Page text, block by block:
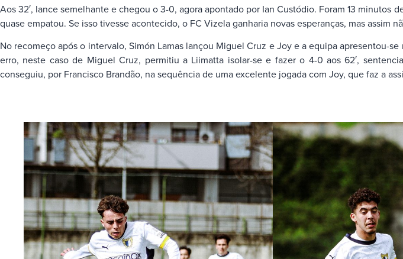
Aos 32′, lance semelhante e chegou o 3-0, agora apontado por Ian Custódio. Foram 13
quase empatou. Se isso tivesse acontecido, o FC Vizela ganharia novas esperanças, mas assim
No recomeço após o intervalo, Simón Lamas lançou Miguel Cruz e Joy e a equipa apresentou-
erro, neste caso de Miguel Cruz, permitiu a Liimatta isolar-se e fazer o 4-0 aos 62′,
conseguiu, por Francisco Brandão, na sequência de uma excelente jogada com Joy, que faz a